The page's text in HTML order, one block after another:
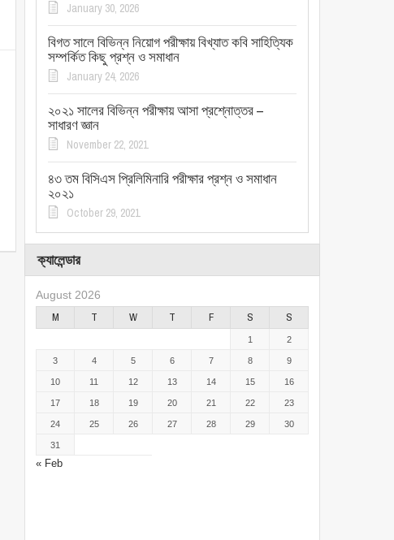
January 30, 2026
বিগত সালে বিভিন্ন নিয়োগ পরীক্ষায় বিখ্যাত কবি সাহিত্যিক
সম্পর্কিত কিছু প্রশ্ন ও সমাধান
January 24, 2026
২০২১ সালের বিভিন্ন পরীক্ষায় আসা প্রশ্নোত্তর –
সাধারণ জ্ঞান
November 22, 2021
৪৩ তম বিসিএস প্রিলিমিনারি পরীক্ষার প্রশ্ন ও সমাধান
২০২১
October 29, 2021
ক্যালেন্ডার
August 2026
M T W T F S S
« Feb
1 2
3 4 5 6 7 8 9
10 11 12 13 14 15 16
17 18 19 20 21 22 23
24 25 26 27 28 29 30
31